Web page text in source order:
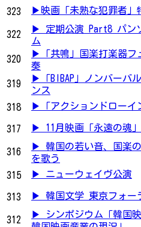
323
▶映画「未熟な犯罪者」
322
▶ 定期公演 Part8 パン
ム
320
▶「共鳴」国楽打楽器フ
奏
319
▶「BIBAP」ノンバーバ
ンス
318
▶「アクションドローイン
317
▶ 11月映画「永遠の魂」
316
▶ 韓国の若い音、国楽
を歌う
315
▶ ニューウェイヴ公演
313
▶ 韓国文学 東京フォー
312
▶ シンポジウム「韓国